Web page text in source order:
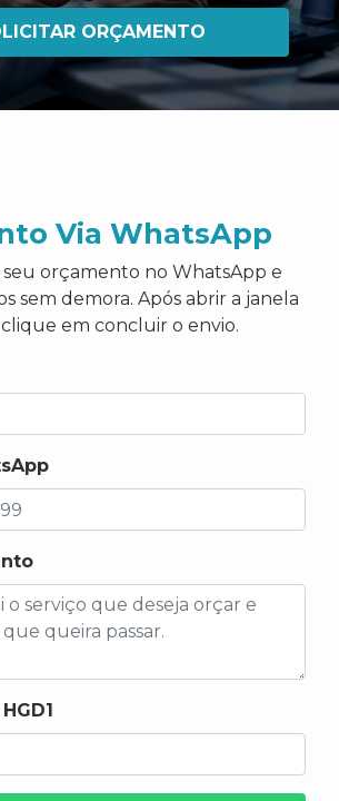
ORÇAMENTO
Via WhatsApp
orçamento no WhatsApp e
sem demora. Após abrir a janela
em concluir o envio.
HGD1